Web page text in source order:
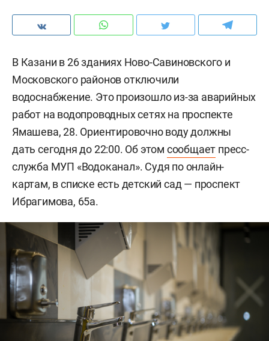
В Казани в 26 зданиях Ново-Савиновского и
Московского районов отключили
водоснабжение. Это произошло из-за аварийных
работ на водопроводных сетях на проспекте
Ямашева, 28. Ориентировочно воду должны
дать сегодня до 22:00. Об этом сообщает пресс-
служба МУП «Водоканал». Судя по онлайн-
картам, в списке есть детский сад — проспект
Ибрагимова, 65а.